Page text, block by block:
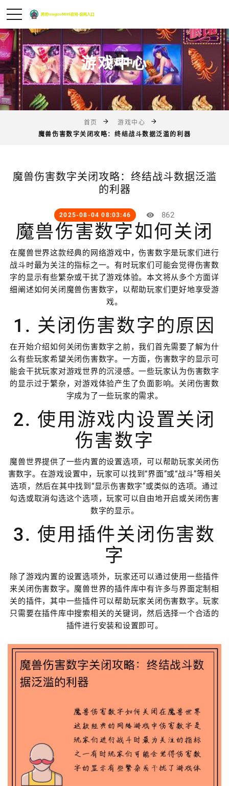
游戏中心
首页
游戏中心
魔兽伤害数字关闭攻略：终结战斗数据泛滥的利器
魔兽伤害数字关闭攻略：终结战斗数据泛滥
的利器
2025-08-04 08:03:46 862
魔兽伤害数字如何关闭
在魔兽世界这款经典的网络游戏中，伤害数字是玩家们进行
战斗时最为关注的指标之一。有时玩家们可能会觉得伤害数
字的显示有些繁杂或干扰了游戏体验。本文将从多个方面详
细阐述如何关闭魔兽伤害数字，以帮助玩家们更好地享受游
戏。
1. 关闭伤害数字的原因
在开始介绍如何关闭伤害数字之前，我们首先需要了解为什
么有些玩家希望关闭伤害数字。一方面，伤害数字的显示可
能会干扰玩家对游戏世界的沉浸感。一些玩家认为伤害数字
的显示过于繁杂，对游戏体验产生了负面影响。关闭伤害数
字成为了一些玩家的需求。
2. 使用游戏内设置关闭
伤害数字
魔兽世界提供了一些内置的设置选项，可以帮助玩家关闭伤
害数字。在游戏设置中，玩家可以找到“界面”或“战斗”等相关
选项，然后在其中找到“显示伤害数字”或类似的选项。通过
勾选或取消勾选这个选项，玩家可以自由地开启或关闭伤害
数字的显示。
3. 使用插件关闭伤害数
字
除了游戏内置的设置选项外，玩家还可以通过使用一些插件
来关闭伤害数字。魔兽世界的插件库中有许多与界面定制相
关的插件，其中一些插件可以帮助玩家关闭伤害数字。玩家
只需要在插件库中搜索相关的关键词，然后选择一个合适的
插件进行安装和设置即可。